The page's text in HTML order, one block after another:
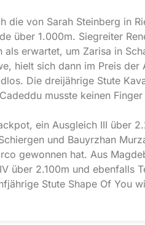
die von Sarah Steinberg in
über 1.000m. Siegreiter
als erwartet, um Zarisa in
hielt sich dann im Preis der
Die dreijährige Stute
musste keinen
ein Ausgleich III über
und Bauyrzhan
gewonnen hat. Aus
über 2.100m und ebenfalls
Stute Shape Of You